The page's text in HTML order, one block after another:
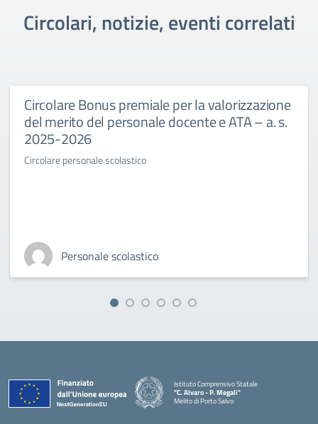
Circolari, notizie, eventi correlati
Circolare Bonus premiale per la valorizzazione
del merito del personale docente e ATA – a. s.
2025-2026
Circolare personale scolastico
Personale scolastico
Istituto Comprensivo Statale
"C. Alvaro - P. Megali"
Melito di Porto Salvo